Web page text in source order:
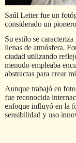
Saúl Leiter fue un
considerado un
Su estilo se
llenas de atmósfera.
ciudad utilizando
menudo empleaba
abstractas para crear
Aunque trabajó en
fue reconocida
enfoque influyó en la
sensibilidad y uso